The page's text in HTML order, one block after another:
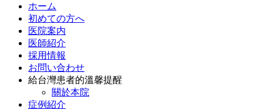
ホーム
初めての方へ
医院案内
医師紹介
採用情報
お問い合わせ
給台灣患者的溫馨提醒
關於本院
症例紹介